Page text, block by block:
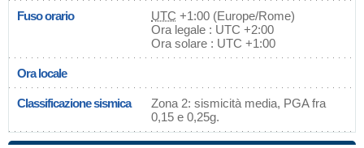
Fuso orario UTC +1:00 (Europe/Rome)
Ora legale : UTC +2:00
Ora solare : UTC +1:00
Ora locale
Classificazione sismica
Zona 2: sismicità media, PGA fra
0,15 e 0,25g.